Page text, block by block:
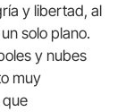
y libertad, al
solo plano.
y nubes
muy
que